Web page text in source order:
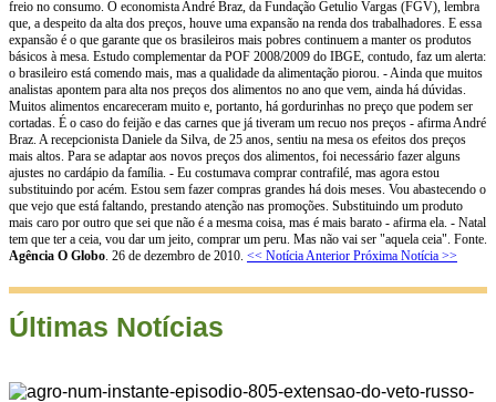
freio no consumo. O economista André Braz, da Fundação Getulio Vargas (FGV), lembra
que, a despeito da alta dos preços, houve uma expansão na renda dos trabalhadores. E essa
expansão é o que garante que os brasileiros mais pobres continuem a manter os produtos
básicos à mesa. Estudo complementar da POF 2008/2009 do IBGE, contudo, faz um alerta:
o brasileiro está comendo mais, mas a qualidade da alimentação piorou. - Ainda que muitos
analistas apontem para alta nos preços dos alimentos no ano que vem, ainda há dúvidas.
Muitos alimentos encareceram muito e, portanto, há gordurinhas no preço que podem ser
cortadas. É o caso do feijão e das carnes que já tiveram um recuo nos preços - afirma André
Braz. A recepcionista Daniele da Silva, de 25 anos, sentiu na mesa os efeitos dos preços
mais altos. Para se adaptar aos novos preços dos alimentos, foi necessário fazer alguns
ajustes no cardápio da família. - Eu costumava comprar contrafilé, mas agora estou
substituindo por acém. Estou sem fazer compras grandes há dois meses. Vou abastecendo o
que vejo que está faltando, prestando atenção nas promoções. Substituindo um produto
mais caro por outro que sei que não é a mesma coisa, mas é mais barato - afirma ela. - Natal
tem que ter a ceia, vou dar um jeito, comprar um peru. Mas não vai ser "aquela ceia". Fonte.
Agência O Globo. 26 de dezembro de 2010. << Notícia Anterior Próxima Notícia >>
Últimas Notícias